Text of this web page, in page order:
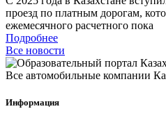
проезд по платным дорогам,
ежемесячного расчетного пока
Подробнее
Все новости
Все автомобильные компании
Информация